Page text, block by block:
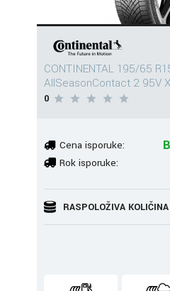
CONTINENTAL 195/65
AllSeasonContact 2 95V
0
Cena isporuke:
Rok isporuke:
RASPOLOŽIVA